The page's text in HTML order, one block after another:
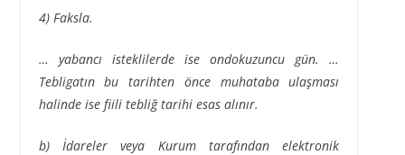
4) Faksla.
… yabancı isteklilerde ise ondokuzuncu gün. …
Tebligatın bu tarihten önce muhataba ulaşması
halinde ise fiili tebliğ tarihi esas alınır.
b) İdareler veya Kurum tarafından elektronik